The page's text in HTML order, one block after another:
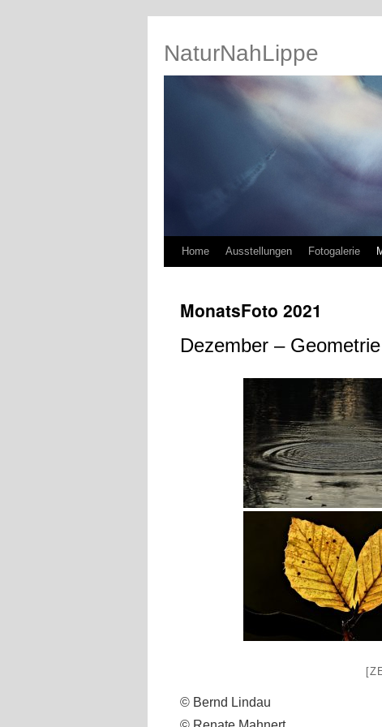
NaturNahLippe
Springe
Inhalt
Home Ausstellungen Fotogalerie
MonatsFoto 2021
Dezember –
© Bernd Lindau